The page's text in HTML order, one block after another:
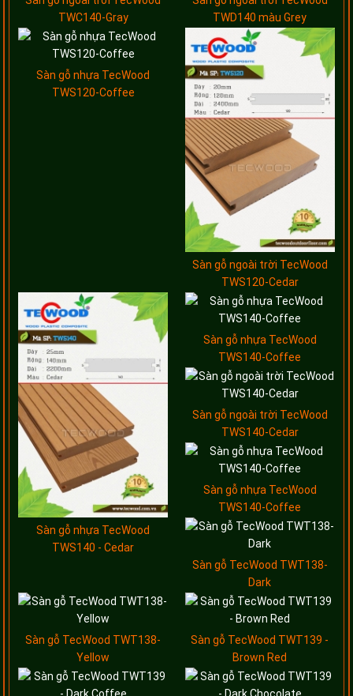
TWC140-Gray
TWD140 màu Grey
Sàn gỗ nhựa TecWood
TWS120-Coffee
Sàn gỗ ngoài trời TecWood
TWS120-Cedar
Sàn gỗ nhựa TecWood
TWS140 - Cedar
Sàn gỗ nhựa TecWood
TWS140-Coffee
Sàn gỗ ngoài trời TecWood
TWS140-Cedar
Sàn gỗ nhựa TecWood
TWS140-Coffee
Sàn gỗ TecWood TWT138-
Dark
Sàn gỗ TecWood TWT138-
Yellow
Sàn gỗ TecWood TWT139 -
Brown Red